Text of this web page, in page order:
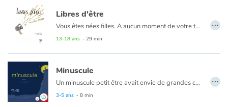
Libres d'être
Vous êtes nées filles. A aucun moment de votre toute première seconde, je n'ai imaginé que ça pouvait être autre chose qu'une conviction d'égalité... Deux textes en résonance:
De fibres entremêlées de Thomas Scotto
Paris 1909, et si ma maison brûle de Cathy Ytak
13-18 ans - 29 min
…
Minuscule
Un minuscule petit être avait envie de grandes choses. Invisible aux yeux des autres, il prend son courage à deux mains pour les réaliser.
3-5 ans - 8 min
…